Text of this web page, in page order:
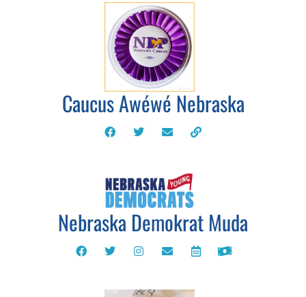
Caucus Awéwé Nebraska
Nebraska Demokrat Muda